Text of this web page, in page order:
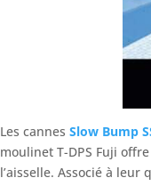
Les cannesSlow Bump
moulinet T-DPS Fuji
l’aisselle. Associé à